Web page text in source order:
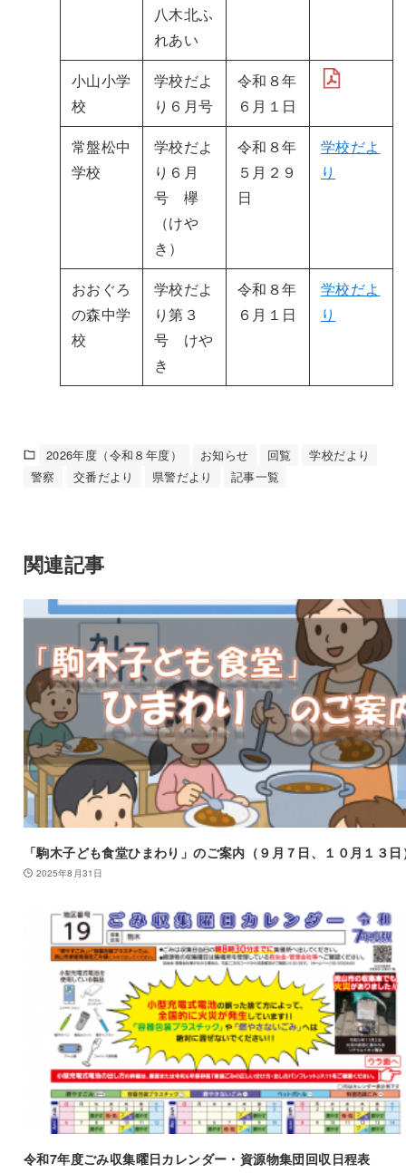
八木北ふ
れあい
小山小学
校
学校だよ
り６月号
令和８年
６月１日
常盤松中
学校
学校だよ
り６月
号 欅
（けや
き）
令和８年
５月２９
日
学校だよ
り
おおぐろ
の森中学
校
学校だよ
り第３
号 けや
き
令和８年
６月１日
学校だよ
り
2026年度（令和８年度） お知らせ 回覧
学校だより
警察
交番だより 県警だより 記事一覧
関連記事
「駒木子ども食堂ひまわり」のご案内（９月７日、１０月１３日
2025年8月31日
令和7年度ごみ収集曜日カレンダー・資源物集団回収日程表